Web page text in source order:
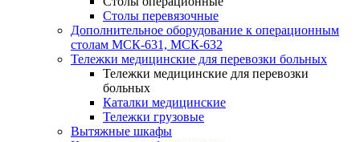
Столы перевязочные
Дополнительное оборудование к операционным
столам МСК-631, МСК-632
Тележки медицинские для перевозки больных
Тележки медицинские для перевозки
больных
Каталки медицинские
Тележки грузовые
Вытяжные шкафы